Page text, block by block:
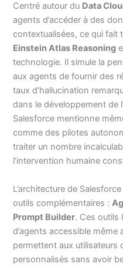
Centré autour du Data
agents d’accéder à des
contextualisées, ce qui fait
Einstein Atlas Reasoning
technologie. Il simule la
aux agents de fournir des
taux d’hallucination
dans le développement de
Salesforce mentionne
comme des pilotes
traiter un nombre
l’intervention humaine
L’architecture de
outils complémentaires :
Prompt Builder. Ces outils
d’agents accessible
permettent aux utilisateurs
personnalisés sans avoir